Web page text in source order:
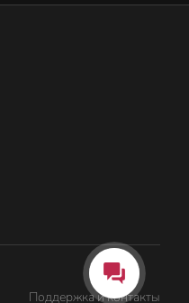
Поддержка и контакты